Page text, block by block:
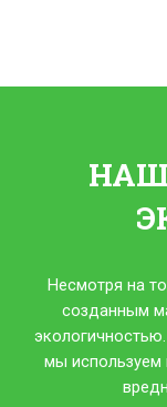
Несмотря на
созданным
мы используем